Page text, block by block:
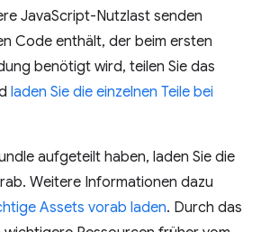
JavaScript-Nutzlast senden
Code enthält, der beim ersten
benötigt wird, teilen Sie das
laden Sie die einzelnen Teile bei
aufgeteilt haben, laden Sie die
Weitere Informationen dazu
Assets vorab laden. Durch das